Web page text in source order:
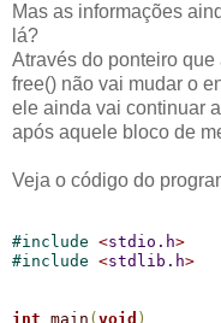
Mas as informações
lá?
Através do ponteiro
free() não vai mudar o
ele ainda vai continuar
após aquele bloco de
Veja o código do
#include <stdio.h>
#include <stdlib.h>
int main ( void )